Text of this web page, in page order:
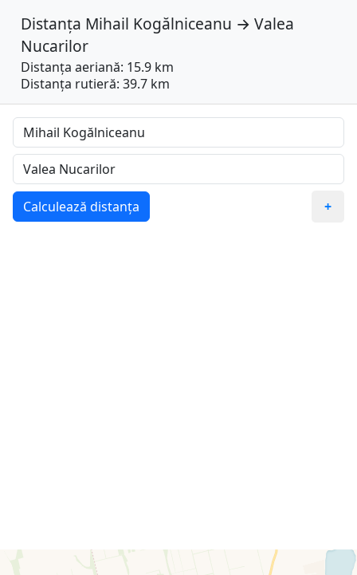
Distanța Mihail Kogălniceanu → Valea
Nucarilor
Distanța aeriană: 15.9 km
Distanța rutieră: 39.7 km
Calculează distanța +